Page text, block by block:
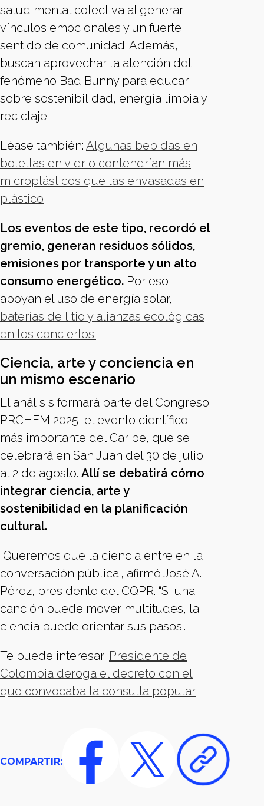
salud mental colectiva al generar
vínculos emocionales y un fuerte
sentido de comunidad. Además,
buscan aprovechar la atención del
fenómeno Bad Bunny para educar
sobre sostenibilidad, energía limpia y
reciclaje.
Léase también: Algunas bebidas en
botellas en vidrio contendrían más
microplásticos que las envasadas en
plástico
Los eventos de este tipo, recordó el
gremio, generan residuos sólidos,
emisiones por transporte y un alto
consumo energético. Por eso,
apoyan el uso de energía solar,
baterías de litio y alianzas ecológicas
en los conciertos.
Ciencia, arte y conciencia en
un mismo escenario
El análisis formará parte del Congreso
PRCHEM 2025, el evento científico
más importante del Caribe, que se
celebrará en San Juan del 30 de julio
al 2 de agosto. Allí se debatirá cómo
integrar ciencia, arte y
sostenibilidad en la planificación
cultural.
“Queremos que la ciencia entre en la
conversación pública”, afirmó José A.
Pérez, presidente del CQPR. “Si una
canción puede mover multitudes, la
ciencia puede orientar sus pasos”.
Te puede interesar: Presidente de
Colombia deroga el decreto con el
que convocaba la consulta popular
COMPARTIR: